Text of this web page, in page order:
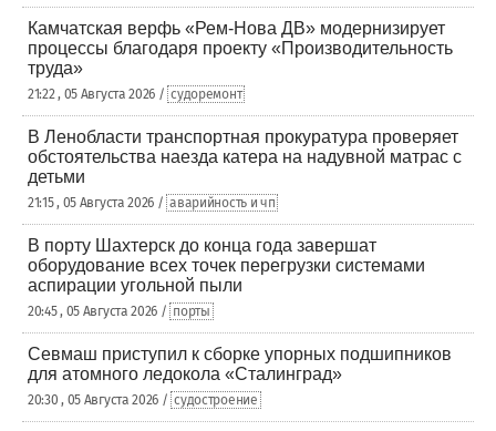
Камчатская верфь «Рем-Нова ДВ» модернизирует
процессы благодаря проекту «Производительность
труда»
21:22 , 05 Августа 2026 / судоремонт
В Ленобласти транспортная прокуратура проверяет
обстоятельства наезда катера на надувной матрас с
детьми
21:15 , 05 Августа 2026 / аварийность и чп
В порту Шахтерск до конца года завершат
оборудование всех точек перегрузки системами
аспирации угольной пыли
20:45 , 05 Августа 2026 / порты
Севмаш приступил к сборке упорных подшипников
для атомного ледокола «Сталинград»
20:30 , 05 Августа 2026 / судостроение